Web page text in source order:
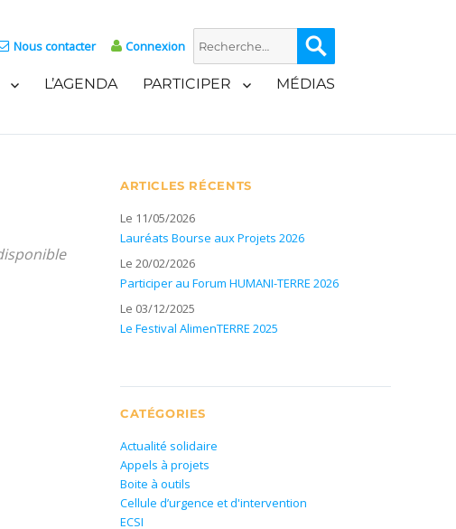
Nous contacter Connexion
Recherche
pour :
L’AGENDA PARTICIPER MÉDIAS
ARTICLES RÉCENTS
Le 11/05/2026
Lauréats Bourse aux Projets 2026
Le 20/02/2026
Participer au Forum HUMANI-TERRE 2026
Le 03/12/2025
Le Festival AlimenTERRE 2025
CATÉGORIES
Actualité solidaire
Appels à projets
Boite à outils
Cellule d’urgence et d'intervention
ECSI